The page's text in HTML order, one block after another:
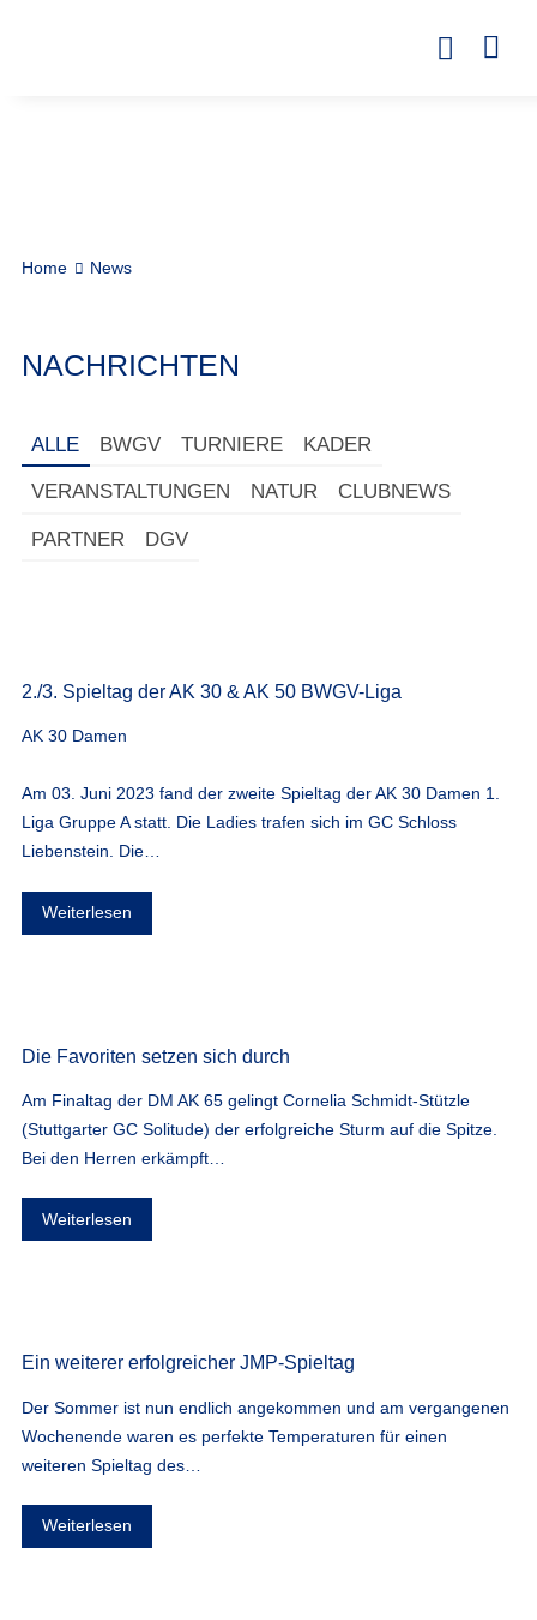
Home News
NACHRICHTEN
ALLE BWGV TURNIERE KADER
VERANSTALTUNGEN NATUR CLUBNEWS
PARTNER DGV
2./3. Spieltag der AK 30 & AK 50 BWGV-Liga
AK 30 Damen
Am 03. Juni 2023 fand der zweite Spieltag der AK 30 Damen 1.
Liga Gruppe A statt. Die Ladies trafen sich im GC Schloss
Liebenstein. Die…
Weiterlesen
Die Favoriten setzen sich durch
Am Finaltag der DM AK 65 gelingt Cornelia Schmidt-Stützle
(Stuttgarter GC Solitude) der erfolgreiche Sturm auf die Spitze.
Bei den Herren erkämpft…
Weiterlesen
Ein weiterer erfolgreicher JMP-Spieltag
Der Sommer ist nun endlich angekommen und am vergangenen
Wochenende waren es perfekte Temperaturen für einen
weiteren Spieltag des…
Weiterlesen